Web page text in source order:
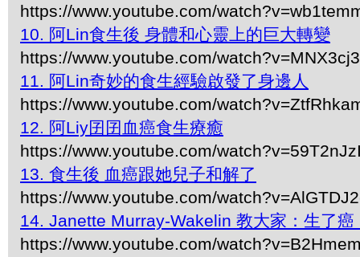
https://www.youtube.com/
10. 阿Lin食生後 身體和心靈上的巨大轉變
https://www.youtube.com/
11. 阿Lin奇妙的食生經驗啟發了身邊人
https://www.youtube.com/
12. 阿Liy囝囝血癌食生療癒
https://www.youtube.com/
13. 食生後 血癌跟她兒子和解了
https://www.youtube.com/
14. Janette Murray-Wakelin 教大家：生了癌
https://www.youtube.com/